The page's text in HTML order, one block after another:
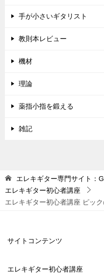
手が小さいギタリスト
教則本レビュー
機材
理論
薬指小指を鍛える
雑記
エレキギター専門サイト：
エレキギター初心者講座
エレキギター初心者講座 ピッ
サイトコンテンツ
エレキギター初心者講座